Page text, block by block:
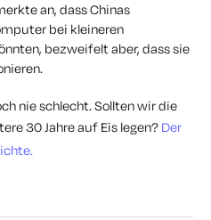
an, dass Chinas
bei kleineren
bezweifelt aber, dass sie
nie schlecht. Sollten wir die
30 Jahre auf Eis legen? Der